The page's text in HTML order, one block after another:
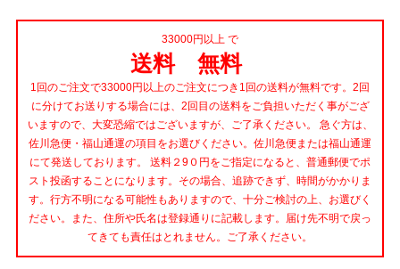
33000円以上 で
送料 無料
1回のご注文で33000円以上のご注文につき1回の送料が無料です。2回
に分けてお送りする場合には、2回目の送料をご負担いただく事がござ
いますので、大変恐縮ではございますが、ご了承ください。 急ぐ方は、
佐川急便・福山通運の項目をお選びください。佐川急便または福山通運
にて発送しております。 送料２9０円をご指定になると、普通郵便でポ
スト投函することになります。その場合、追跡できず、時間がかかりま
す。行方不明になる可能性もありますので、十分ご検討の上、お選びく
ださい。また、住所や氏名は登録通りに記載します。届け先不明で戻っ
てきても責任はとれません。ご了承ください。